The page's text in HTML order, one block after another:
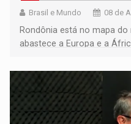
Brasil e Mundo 08 de
Rondônia está no mapa
abastece a Europa e a